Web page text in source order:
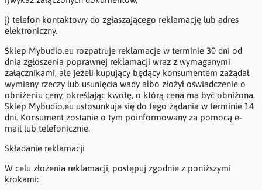
j) telefon kontaktowy do zgłaszającego reklamację lub adres
elektroniczny.
Sklep Mybudio.eu rozpatruje reklamacje w terminie 30 dni od
dnia zgłoszenia poprawnej reklamacji wraz z wymaganymi
załącznikami, ale jeżeli kupujący będący konsumentem zażądał
wymiany rzeczy lub usunięcia wady albo złożył oświadczenie o
obniżeniu ceny, określając kwotę, o którą cena ma być obniżona.
Sklep Mybudio.eu ustosunkuje się do tego żądania w terminie 14
dni. Konsument zostanie o tym poinformowany za pomocą e-
mail lub telefonicznie.
Składanie reklamacji
W celu złożenia reklamacji, postępuj zgodnie z poniższymi
krokami: